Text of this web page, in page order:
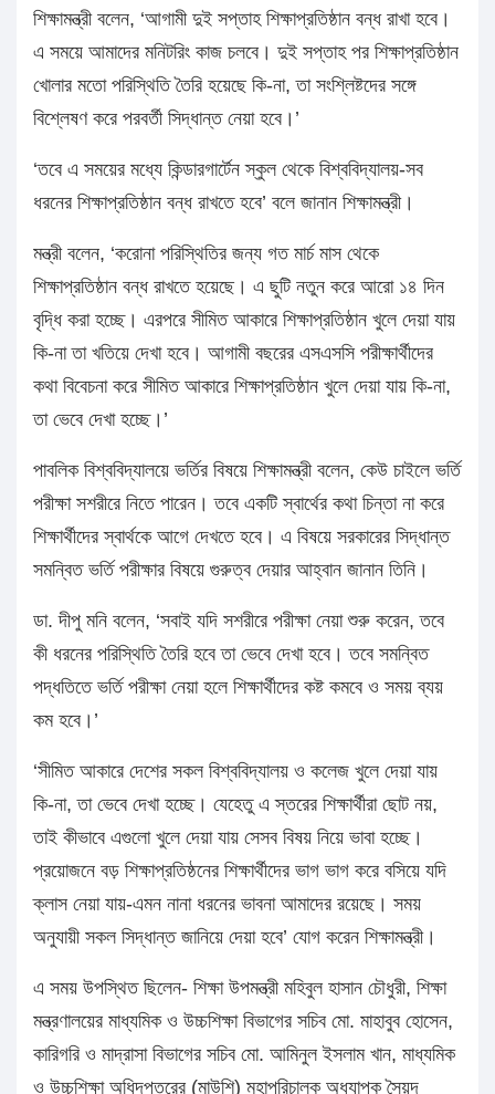
শিক্ষামন্ত্রী বলেন, ‘আগামী দুই সপ্তাহ শিক্ষাপ্রতিষ্ঠান বন্ধ রাখা হবে।
এ সময়ে আমাদের মনিটরিং কাজ চলবে। দুই সপ্তাহ পর শিক্ষাপ্রতিষ্ঠান
খোলার মতো পরিস্থিতি তৈরি হয়েছে কি-না, তা সংশ্লিষ্টদের সঙ্গে
বিশ্লেষণ করে পরবর্তী সিদ্ধান্ত নেয়া হবে।’
‘তবে এ সময়ের মধ্যে কিন্ডারগার্টেন স্কুল থেকে বিশ্ববিদ্যালয়-সব
ধরনের শিক্ষাপ্রতিষ্ঠান বন্ধ রাখতে হবে’ বলে জানান শিক্ষামন্ত্রী।
মন্ত্রী বলেন, ‘করোনা পরিস্থিতির জন্য গত মার্চ মাস থেকে
শিক্ষাপ্রতিষ্ঠান বন্ধ রাখতে হয়েছে। এ ছুটি নতুন করে আরো ১৪ দিন
বৃদ্ধি করা হচ্ছে। এরপরে সীমিত আকারে শিক্ষাপ্রতিষ্ঠান খুলে দেয়া যায়
কি-না তা খতিয়ে দেখা হবে। আগামী বছরের এসএসসি পরীক্ষার্থীদের
কথা বিবেচনা করে সীমিত আকারে শিক্ষাপ্রতিষ্ঠান খুলে দেয়া যায় কি-না,
তা ভেবে দেখা হচ্ছে।’
পাবলিক বিশ্ববিদ্যালয়ে ভর্তির বিষয়ে শিক্ষামন্ত্রী বলেন, কেউ চাইলে ভর্তি
পরীক্ষা সশরীরে নিতে পারেন। তবে একটি স্বার্থের কথা চিন্তা না করে
শিক্ষার্থীদের স্বার্থকে আগে দেখতে হবে। এ বিষয়ে সরকারের সিদ্ধান্ত
সমন্বিত ভর্তি পরীক্ষার বিষয়ে গুরুত্ব দেয়ার আহ্বান জানান তিনি।
ডা. দীপু মনি বলেন, ‘সবাই যদি সশরীরে পরীক্ষা নেয়া শুরু করেন, তবে
কী ধরনের পরিস্থিতি তৈরি হবে তা ভেবে দেখা হবে। তবে সমন্বিত
পদ্ধতিতে ভর্তি পরীক্ষা নেয়া হলে শিক্ষার্থীদের কষ্ট কমবে ও সময় ব্যয়
কম হবে।’
‘সীমিত আকারে দেশের সকল বিশ্ববিদ্যালয় ও কলেজ খুলে দেয়া যায়
কি-না, তা ভেবে দেখা হচ্ছে। যেহেতু এ স্তরের শিক্ষার্থীরা ছোট নয়,
তাই কীভাবে এগুলো খুলে দেয়া যায় সেসব বিষয় নিয়ে ভাবা হচ্ছে।
প্রয়োজনে বড় শিক্ষাপ্রতিষ্ঠনের শিক্ষার্থীদের ভাগ ভাগ করে বসিয়ে যদি
ক্লাস নেয়া যায়-এমন নানা ধরনের ভাবনা আমাদের রয়েছে। সময়
অনুযায়ী সকল সিদ্ধান্ত জানিয়ে দেয়া হবে’ যোগ করেন শিক্ষামন্ত্রী।
এ সময় উপস্থিত ছিলেন- শিক্ষা উপমন্ত্রী মহিবুল হাসান চৌধুরী, শিক্ষা
মন্ত্রণালয়ের মাধ্যমিক ও উচ্চশিক্ষা বিভাগের সচিব মো. মাহাবুব হোসেন,
কারিগরি ও মাদ্রাসা বিভাগের সচিব মো. আমিনুল ইসলাম খান, মাধ্যমিক
ও উচ্চশিক্ষা অধিদপ্তরের (মাউশি) মহাপরিচালক অধ্যাপক সৈয়দ